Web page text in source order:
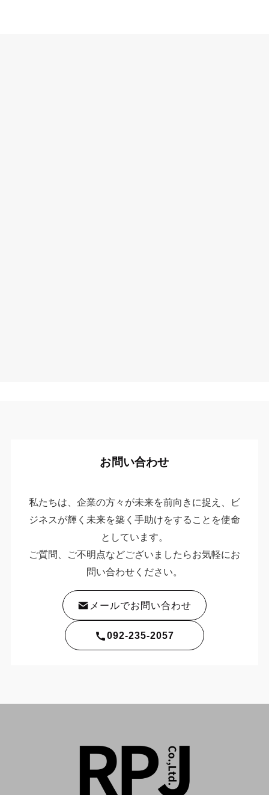
お問い合わせ
私たちは、企業の方々が未来を前向きに捉え、ビ
ジネスが輝く未来を築く手助けをすることを使命
としています。
ご質問、ご不明点などございましたらお気軽にお
問い合わせください。
メールでお問い合わせ
092-235-2057